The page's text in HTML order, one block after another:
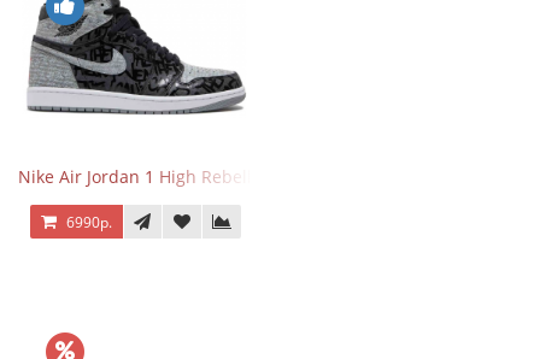
Nike Air Jordan 1 High Rebellionaire
6990р.